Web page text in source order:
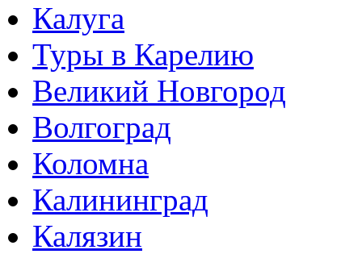
Калуга
Туры в Карелию
Великий Новгород
Волгоград
Коломна
Калининград
Калязин